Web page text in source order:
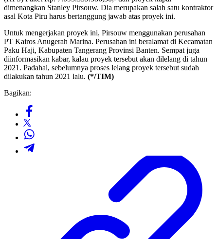
dimenangkan Stanley Pirsouw. Dia merupakan salah satu kontraktor
asal Kota Piru harus bertanggung jawab atas proyek ini.
Untuk mengerjakan proyek ini, Pirsouw menggunakan perusahan
PT Kairos Anugerah Marina. Perusahan ini beralamat di Kecamatan
Paku Haji, Kabupaten Tangerang Provinsi Banten. Sempat juga
diinformasikan kabar, kalau proyek tersebut akan dilelang di tahun
2021. Padahal, sebelumnya proses lelang proyek tersebut sudah
dilakukan tahun 2021 lalu. (*/TIM)
Bagikan: